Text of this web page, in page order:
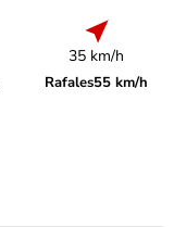
35 km/h
Rafales55 km/h